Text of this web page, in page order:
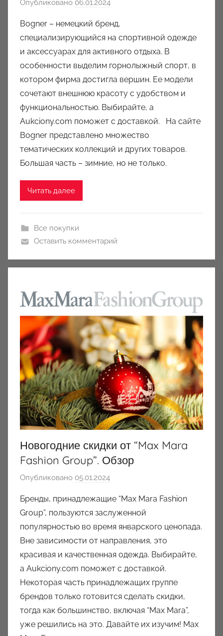
Опубликовано 06.01.2024
т
о
р
о
м
a
u
k
c
Bogner – немецкий бренд,
специализирующийся на спортивной одежде
и аксессуарах для активного отдыха. В
особенности выделим горнолыжный спорт, в
котором фирма достигла вершин. Ее модели
сочетают внешнюю красоту с удобством и
функциональностью. Выбирайте, а
Aukciony.com поможет с доставкой. На сайте
Bogner представлено множество
тематических коллекций и других товаров.
Большая часть – зимние, но не только.
Читать далее
Все покупки
Оставить комментарий
Новогодние скидки от “Max Mara
Fashion Group”. Обзор
Опубликовано 05.01.2024
т
о
р
о
м
a
u
k
i
Бренды, принадлежащие “Max Mara Fashion
Group”, пользуются заслуженной
популярностью во время январского ценопада.
Вне зависимости от направления, это
красивая и качественная одежда. Выбирайте,
а Aukciony.com поможет с доставкой.
Некоторая часть принадлежащих группе
брендов только готовится сделать скидки,
тогда как большинство, включая “Max Mara”,
уже решились на это. Давайте их изучим! Max